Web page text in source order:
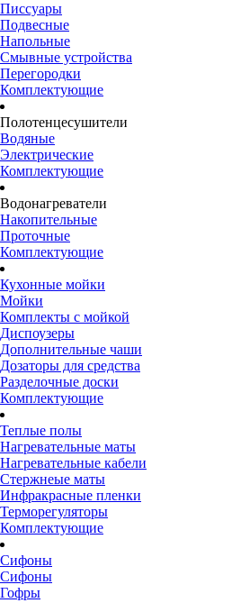
Писсуары
Подвесные
Напольные
Смывные устройства
Перегородки
Комплектующие
Полотенцесушители
Водяные
Электрические
Комплектующие
Водонагреватели
Накопительные
Проточные
Комплектующие
Кухонные мойки
Мойки
Комплекты с мойкой
Диспоузеры
Дополнительные чаши
Дозаторы для средства
Разделочные доски
Комплектующие
Теплые полы
Нагревательные маты
Нагревательные кабели
Стержнеые маты
Инфракрасные пленки
Терморегуляторы
Комплектующие
Сифоны
Сифоны
Гофры